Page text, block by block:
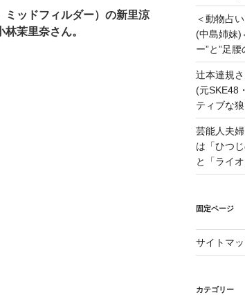
ミッドフィルダー）の新里涼
茉里奈さん。
＜動物占
(中島姉妹
ー”と”足
辻本達規
(元SKE48
ティブな
芸能人夫
は「ひつ
と「ライ
固定ページ
サイトマ
カテゴリー